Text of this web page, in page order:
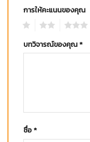
การให้คะแนนของคุณ
บทวิจารณ์ของคุณ*
ชื่อ*